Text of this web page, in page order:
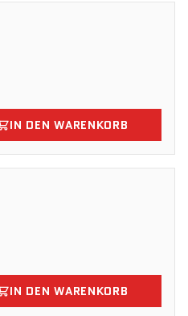
IN DEN WARENKORB
IN DEN WARENKORB